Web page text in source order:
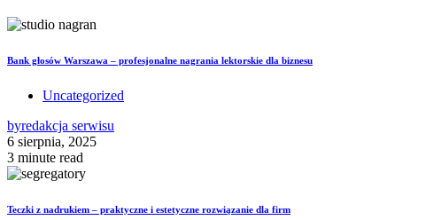
Bank głosów Warszawa – profesjonalne nagrania lektorskie dla biznesu
Uncategorized
byredakcja serwisu
6 sierpnia, 2025
3 minute read
Teczki z nadrukiem – praktyczne i estetyczne rozwiązanie dla firm